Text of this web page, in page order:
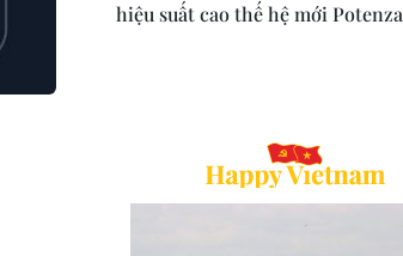
hiệu suất cao thế hệ mới Potenza